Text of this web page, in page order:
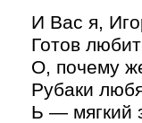
И Вас я,
Готов
О, почему
Рубаки
Ь — мягкий